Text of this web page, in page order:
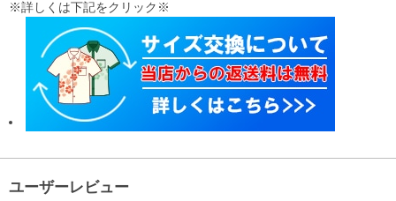
※詳しくは下記をクリック※
ユーザーレビュー